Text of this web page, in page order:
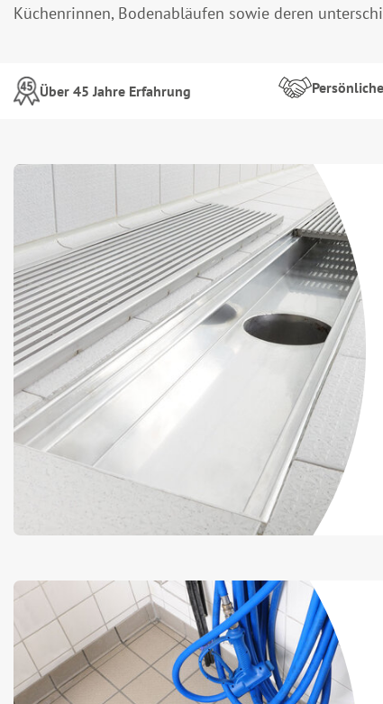
Küchenrinnen, Bodenabläufen sowie deren
Über 45 Jahre Erfahrung